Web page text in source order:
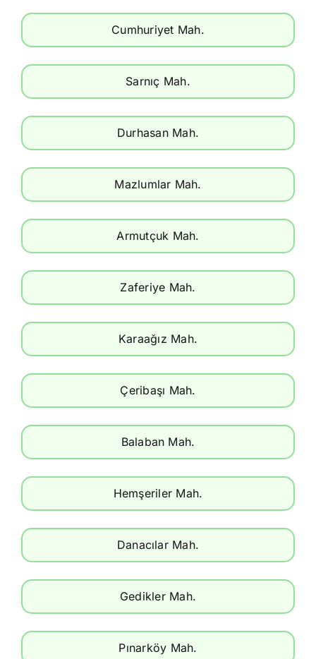
Cumhuriyet Mah.
Sarnıç Mah.
Durhasan Mah.
Mazlumlar Mah.
Armutçuk Mah.
Zaferiye Mah.
Karaağız Mah.
Çeribaşı Mah.
Balaban Mah.
Hemşeriler Mah.
Danacılar Mah.
Gedikler Mah.
Pınarköy Mah.